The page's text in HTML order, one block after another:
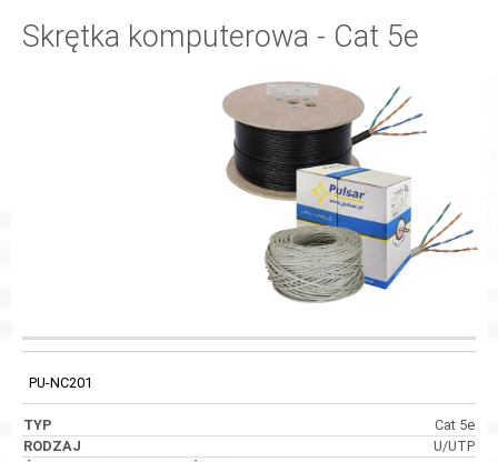
Skrętka komputerowa - Cat 5e
ŚREDNICA
PRZEWODU /
PU-NC201
Cat 5e
U/UTP